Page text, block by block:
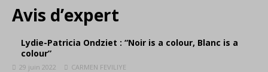
Avis d’expert
Lydie-Patricia Ondziet : “Noir is a colour, Blanc is a
colour”
29 juin 2022 CARMEN FEVILIYE